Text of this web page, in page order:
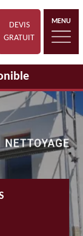
DEVIS
GRATUIT
MENU